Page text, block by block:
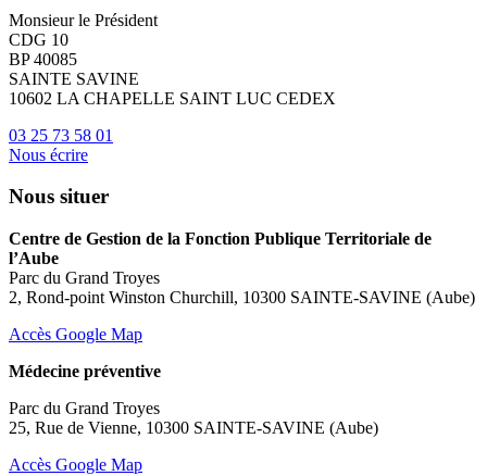
Monsieur le Président
CDG 10
BP 40085
SAINTE SAVINE
10602 LA CHAPELLE SAINT LUC CEDEX
03 25 73 58 01
Nous écrire
Nous situer
Centre de Gestion de la Fonction Publique Territoriale de
l’Aube
Parc du Grand Troyes
2, Rond-point Winston Churchill, 10300 SAINTE-SAVINE (Aube)
Accès Google Map
Médecine préventive
Parc du Grand Troyes
25, Rue de Vienne, 10300 SAINTE-SAVINE (Aube)
Accès Google Map